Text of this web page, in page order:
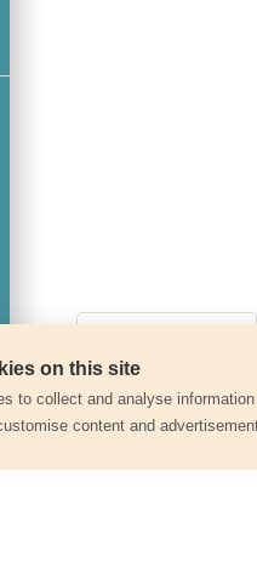
on this site
to collect and analyse
content and